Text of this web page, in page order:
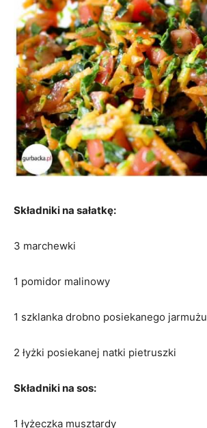
Składniki na sałatkę:
3 marchewki
1 pomidor malinowy
1 szklanka drobno posiekanego jarmużu
2 łyżki posiekanej natki pietruszki
Składniki na sos:
1 łyżeczka musztardy